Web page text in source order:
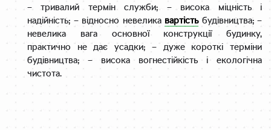
– тривалий термін служби; – висока міцність і
надійність; – відносно невелика вартістьбудівництва;–
невелика вага основної конструкції будинку,
практично не дає усадки; – дуже короткі терміни
будівництва; – висока вогнестійкість і екологічна
чистота.